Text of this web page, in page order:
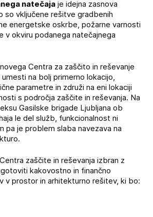
natečajaje idejna zasnova
so vključene rešitve gradbenih
energetske oskrbe, požarne varnosti
v okviru podanega natečajnega
Centra za zaščito in reševanje
na bolj primerno lokacijo,
parametre in združi na eni lokaciji
s področja zaščite in reševanja. Na
Gasilske brigade Ljubljana ob
le del služb, funkcionalnost ni
pa je problem slaba navezava na
zaščite in reševanja izbran z
kakovostno in finančno
v prostor in arhitekturno rešitev, ki bo:
javnih naročil
objave